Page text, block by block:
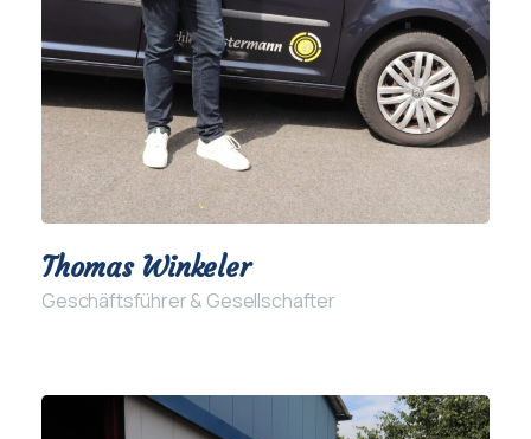
Thomas Winkeler
Geschäftsführer & Gesellschafter